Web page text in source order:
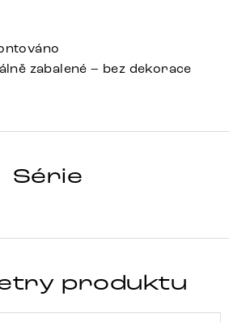
zabalené – bez dekorace
Série
produktu